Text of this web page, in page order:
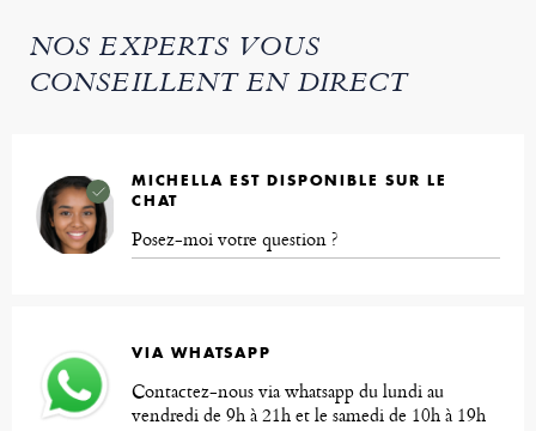
NOS EXPERTS VOUS
CONSEILLENT EN DIRECT
MICHELLA EST DISPONIBLE SUR LE
CHAT
Posez-moi votre question ?
VIA WHATSAPP
Contactez-nous via whatsapp du lundi au
vendredi de 9h à 21h et le samedi de 10h à 19h